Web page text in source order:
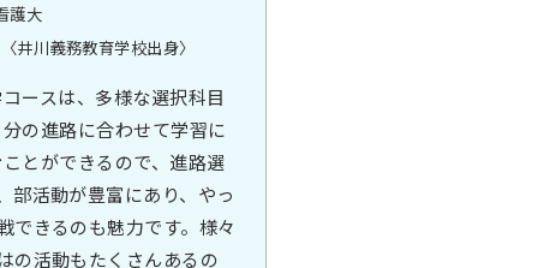
護大
〈井川義務教育学校出身〉
ースは、多様な選択科目
の進路に合わせて学習に
とができるので、進路選
部活動が豊富にあり、やっ
できるのも魅力です。様々
の活動もたくさんあるの